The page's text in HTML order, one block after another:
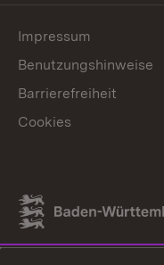
Link zum
Impressum
Benutzungshinweise
Barrierefreiheit
Cookies